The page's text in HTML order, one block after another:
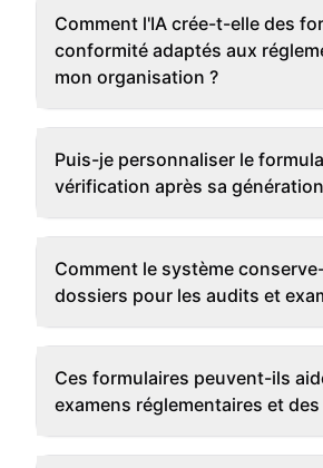
Comment l'IA crée-t-elle des
conformité adaptés aux
mon organisation ?
Puis-je personnaliser le
vérification après sa
Comment le système
dossiers pour les audits et
Ces formulaires peuvent-ils
examens réglementaires et